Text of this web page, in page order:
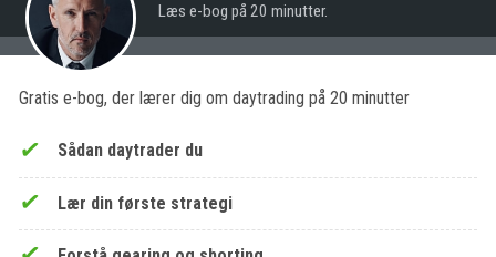
Læs e-bog på 20 minutter.
Gratis e-bog, der lærer dig om daytrading på 20 minutter
Sådan daytrader du
Lær din første strategi